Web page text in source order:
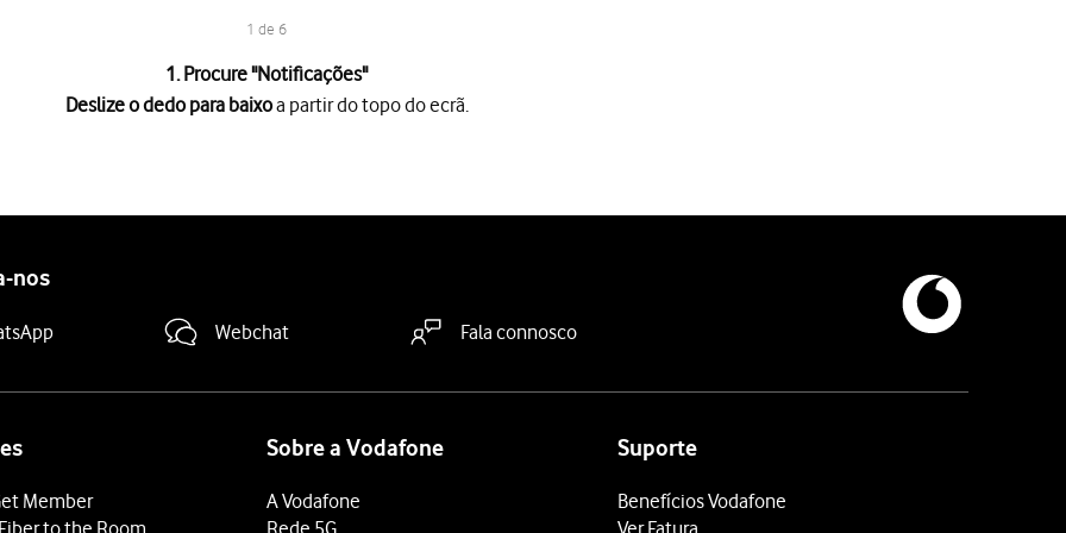
1 de 6
1. Procure "Notificações"
Deslize o dedo para baixoa partir do topo do ecrã.
terminar e voltar ao ecrã inicial.
nos
Webchat Fala connosco
Member
to the Room
Sobre a Vodafone
A Vodafone
Rede 5G
Suporte
Benefícios Vodafone
Ver Fatura